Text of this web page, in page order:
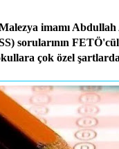
imamı Abdullah
sorularının
çok özel